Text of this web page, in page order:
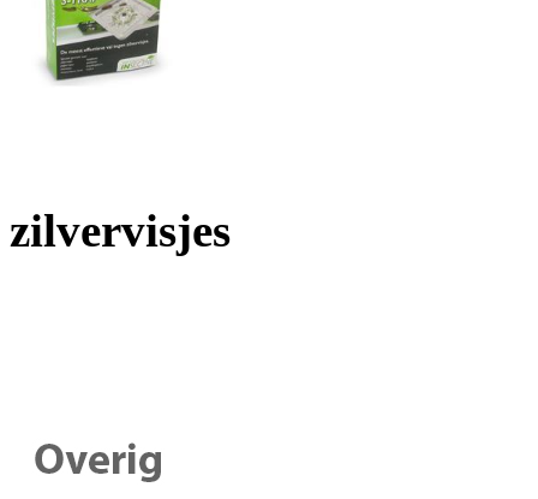
zilvervisjes